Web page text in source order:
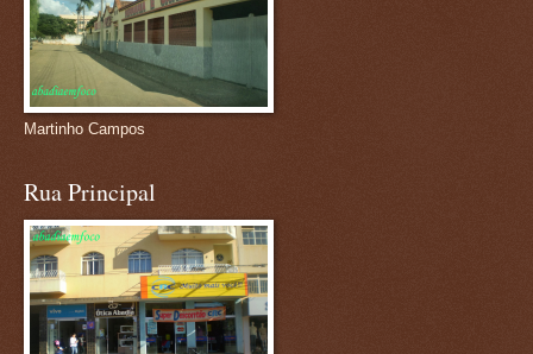
Martinho Campos
Rua Principal